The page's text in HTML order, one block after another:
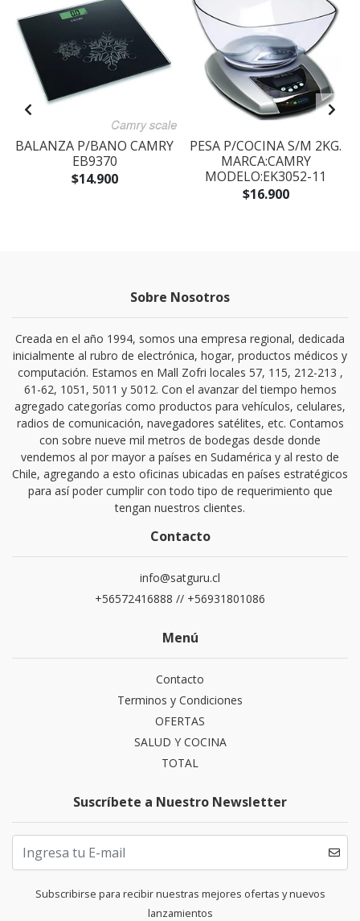
BALANZA P/BANO CAMRY
EB9370
$14.900
PESA P/COCINA S/M 2KG.
MARCA:CAMRY
MODELO:EK3052-11
$16.900
Sobre Nosotros
Creada en el año 1994, somos una empresa regional, dedicada
inicialmente al rubro de electrónica, hogar, productos médicos y
computación. Estamos en Mall Zofri locales 57, 115, 212-213 ,
61-62, 1051, 5011 y 5012. Con el avanzar del tiempo hemos
agregado categorías como productos para vehículos, celulares,
radios de comunicación, navegadores satélites, etc. Contamos
con sobre nueve mil metros de bodegas desde donde
vendemos al por mayor a países en Sudamérica y al resto de
Chile, agregando a esto oficinas ubicadas en países estratégicos
para así poder cumplir con todo tipo de requerimiento que
tengan nuestros clientes.
Contacto
info@satguru.cl
+56572416888 // +56931801086
Menú
Contacto
Terminos y Condiciones
OFERTAS
SALUD Y COCINA
TOTAL
Suscríbete a Nuestro Newsletter
Subscribirse para recibir nuestras mejores ofertas y nuevos
lanzamientos